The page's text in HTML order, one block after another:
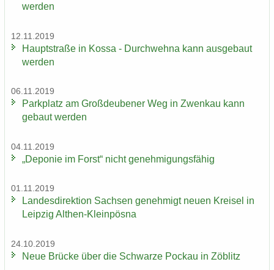
wer­den
12.11.2019
Haupt­stra­ße in Kossa - Durch­weh­na kann aus­ge­baut
wer­den
06.11.2019
Park­platz am Groß­deu­be­ner Weg in Zwenkau kann
ge­baut wer­den
04.11.2019
„De­po­nie im Forst“ nicht ge­neh­mi­gungs­fä­hig
01.11.2019
Lan­des­di­rek­ti­on Sach­sen ge­neh­migt neuen Krei­sel in
Leip­zig Althen-​Kleinpösna
24.10.2019
Neue Brü­cke über die Schwar­ze Po­ckau in Zö­blitz